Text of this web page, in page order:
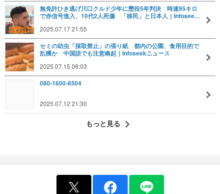
無免許ひき逃げ川口クルド少年に懲役5年判決 時速95キロ
で赤信号進入、10代2人死傷 「移民」と日本人｜Infosee…
2025.07.17 21:55
セミの幼虫「採取禁止」の張り紙 都内の公園、食用目的で
乱獲か 中国語でも注意喚起｜Infoseekニュース
2025.07.15 06:03
080-1600-6504
2025.07.12 21:30
もっと見る